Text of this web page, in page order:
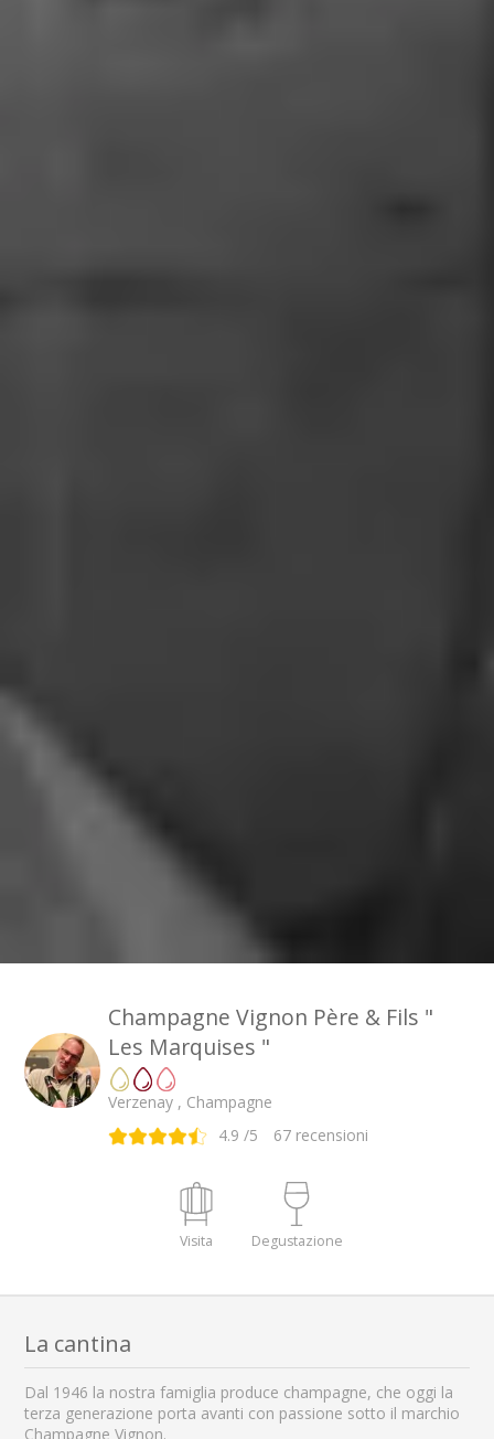
Champagne Vignon Père & Fils "
Les Marquises "
Verzenay , Champagne
4.9 /5 67 recensioni
Visita Degustazione
La cantina
Dal 1946 la nostra famiglia produce champagne, che oggi la
terza generazione porta avanti con passione sotto il marchio
Champagne Vignon.